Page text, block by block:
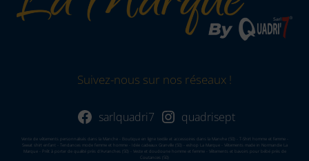
Suivez-nous sur nos réseaux !
sarlquadri7 quadrisept
Vente de vêtements personnalisés dans la Manche - Boutique en ligne textile et accessoires dans la Manvhe (50) - T-Shirt homme et femme -
Sweat shirt enfant - Tendances mode femme et homme - Idée cadeaux Granville (50) - eshop La Marque - Vêtements made in Normandie La
Marque - Prêt à porter de qualité près d'Avranches (50) - Veste et doudoune homme et femme - Vêtements et bavoirs pour bébé près de
Coutances (50)